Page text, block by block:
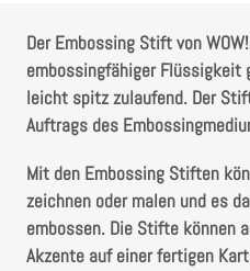
SALE
Instagram
Kranzliebe
Der Embossing Stift von
embossingfähiger
leicht spitz zulaufend. Der
Auftrags des
Mit den Embossing Stiften
zeichnen oder malen und es
embossen. Die Stifte können
Akzente auf einer fertigen